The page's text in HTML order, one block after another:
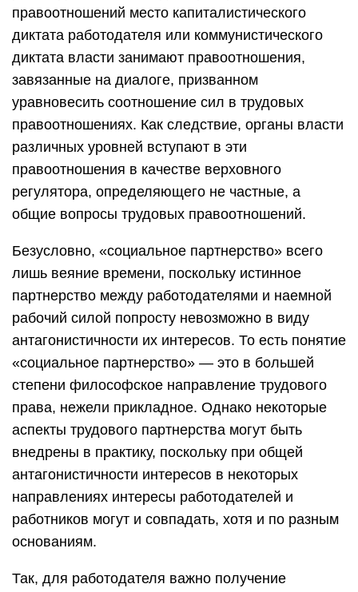
правоотношений место капиталистического
диктата работодателя или коммунистического
диктата власти занимают правоотношения,
завязанные на диалоге, призванном
уравновесить соотношение сил в трудовых
правоотношениях. Как следствие, органы власти
различных уровней вступают в эти
правоотношения в качестве верховного
регулятора, определяющего не частные, а
общие вопросы трудовых правоотношений.
Безусловно, «социальное партнерство» всего
лишь веяние времени, поскольку истинное
партнерство между работодателями и наемной
рабочий силой попросту невозможно в виду
антагонистичности их интересов. То есть понятие
«социальное партнерство» — это в большей
степени философское направление трудового
права, нежели прикладное. Однако некоторые
аспекты трудового партнерства могут быть
внедрены в практику, поскольку при общей
антагонистичности интересов в некоторых
направлениях интересы работодателей и
работников могут и совпадать, хотя и по разным
основаниям.
Так, для работодателя важно получение